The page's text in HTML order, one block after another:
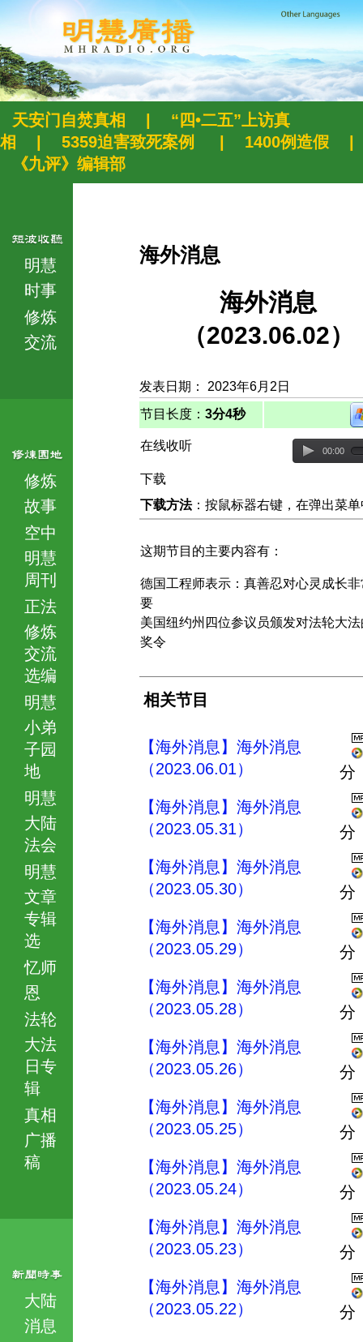
天安门自焚真相
“四•二五”上访真
相
5359迫害致死案例 1400例造假
《九评》编辑部
明慧
时事
修炼
交流
修炼
故事
空中
明慧
周刊
正法
修炼
交流
选编
明慧
小弟
子园
地
明慧
大陆
法会
明慧
文章
专辑
选
忆师
恩
法轮
大法
日专
辑
真相
广播
稿
大陆
消息
海外消息
海外消息
（2023.06.02）
发表日期： 2023年6月2日
节目长度： 3分4秒
在线收听 00:00
下载
下载方法：按鼠标器右键，在弹出菜
这期节目的主要内容有：
德国工程师表示：真善忍对心灵成长非
要
美国纽约州四位参议员颁发对法轮大法
奖令
相关节目
【海外消息】海外消息
（2023.06.01）
分
【海外消息】海外消息
（2023.05.31）
分
【海外消息】海外消息
（2023.05.30）
分
【海外消息】海外消息
（2023.05.29）
分
【海外消息】海外消息
（2023.05.28）
分
【海外消息】海外消息
（2023.05.26）
分
【海外消息】海外消息
（2023.05.25）
分
【海外消息】海外消息
（2023.05.24）
分
【海外消息】海外消息
（2023.05.23）
分
【海外消息】海外消息
（2023.05.22）
分